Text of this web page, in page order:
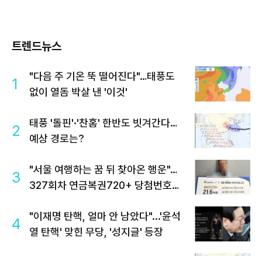
트렌드뉴스
1
"다음 주 기온 뚝 떨어진다"…태풍도
없이 열돔 박살 낸 '이것'
2
태풍 '돌핀'·'찬홈' 한반도 빗겨간다…
예상 경로는?
3
"서울 여행하는 꿈 뒤 찾아온 행운"…
327회차 연금복권720+ 당첨번호조
4
"이재명 탄핵, 얼마 안 남았다"...'윤석
열 탄핵' 맞힌 무당, '성지글' 등장